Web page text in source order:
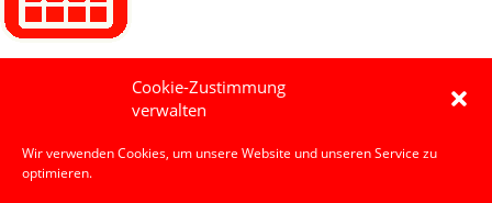
Cookie-Zustimmung
verwalten
Wir verwenden Cookies, um unsere Website und unseren Service zu
optimieren.